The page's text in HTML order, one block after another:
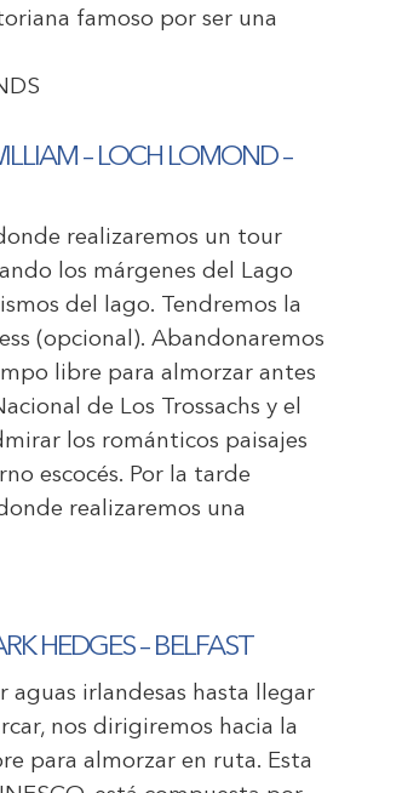
famoso por ser una
– LOCH LOMOND –
realizaremos un tour
los márgenes del Lago
del lago. Tendremos la
(opcional). Abandonaremos
libre para almorzar antes
de Los Trossachs y el
los románticos paisajes
escocés. Por la tarde
realizaremos una
HEDGES – BELFAST
aguas irlandesas hasta llegar
nos dirigiremos hacia la
para almorzar en ruta. Esta